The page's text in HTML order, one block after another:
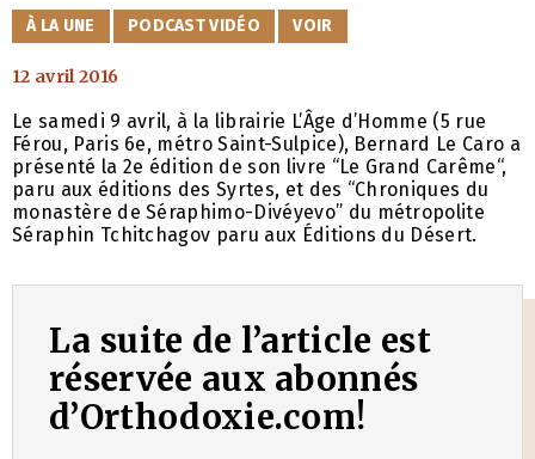
CATÉGORIES
À LA UNE PODCAST VIDÉO VOIR
12 avril 2016
Le samedi 9 avril, à la librairie L’Âge d’Homme (5 rue
Férou, Paris 6e, métro Saint-Sulpice), Bernard Le Caro a
présenté la 2e édition de son livre “Le Grand Carême“,
paru aux éditions des Syrtes, et des “Chroniques du
monastère de Séraphimo-Divéyevo” du métropolite
Séraphin Tchitchagov paru aux Éditions du Désert.
La suite de l’article est
réservée aux abonnés
d’Orthodoxie.com!